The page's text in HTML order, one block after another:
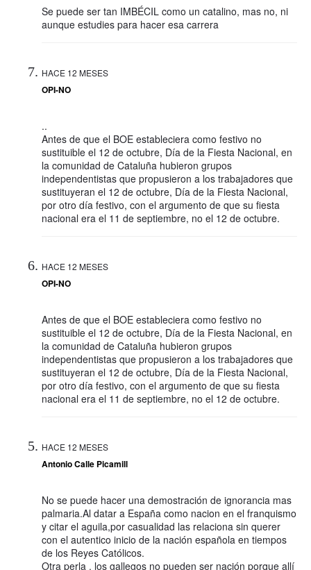
Se puede ser tan IMBÉCIL como un catalino, mas no, ni
aunque estudies para hacer esa carrera
HACE 12 MESES
OPI-NO
..
Antes de que el BOE estableciera como festivo no
sustituible el 12 de octubre, Día de la Fiesta Nacional, en
la comunidad de Cataluña hubieron grupos
independentistas que propusieron a los trabajadores que
sustituyeran el 12 de octubre, Día de la Fiesta Nacional,
por otro día festivo, con el argumento de que su fiesta
nacional era el 11 de septiembre, no el 12 de octubre.
HACE 12 MESES
OPI-NO
Antes de que el BOE estableciera como festivo no
sustituible el 12 de octubre, Día de la Fiesta Nacional, en
la comunidad de Cataluña hubieron grupos
independentistas que propusieron a los trabajadores que
sustituyeran el 12 de octubre, Día de la Fiesta Nacional,
por otro día festivo, con el argumento de que su fiesta
nacional era el 11 de septiembre, no el 12 de octubre.
HACE 12 MESES
Antonio Calle Picamill
No se puede hacer una demostración de ignorancia mas
palmaria.Al datar a España como nacion en el franquismo
y citar el aguila,por casualidad las relaciona sin querer
con el autentico inicio de la nación española en tiempos
de los Reyes Católicos.
Otra perla . los gallegos no pueden ser nación porque allí